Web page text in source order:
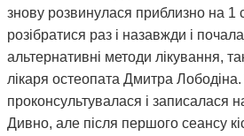
знову розвинулася приблизно на
розібратися раз і назавжди і
альтернативні методи лікування,
лікаря остеопата Дмитра
проконсультувалася і записалася
Дивно, але після першого сеансу